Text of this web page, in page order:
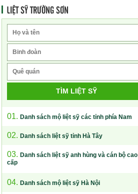
LIỆT SỸ TRƯỜNG SƠN
TÌM LIỆT SỸ
01. Danh sách mộ liệt sỹ các tỉnh phía Nam
02. Danh sách liệt sỹ tỉnh Hà Tây
03. Danh sách liệt sỹ anh hùng và cán bộ cao
cấp
04. Danh sách mộ liệt sỹ Hà Nội